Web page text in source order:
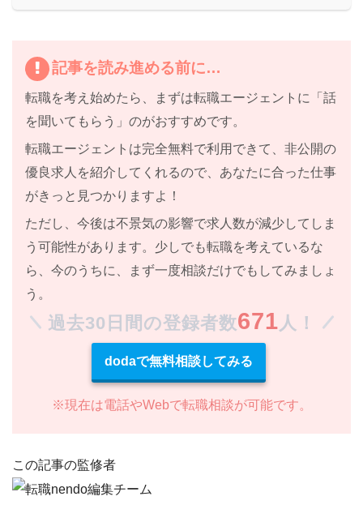
記事を読み進める前に…
転職を考え始めたら、まずは転職エージェントに「話
を聞いてもらう」 のがおすすめです。
転職エージェントは完全無料で利用できて、 非公開の
優良求人 を紹介してくれるので、あなたに合った仕事
がきっと見つかりますよ！
ただし、 今後は不景気の影響で求人数が減少してしま
う 可能性があります。少しでも転職を考えているな
ら、今のうちに、まず一度相談だけでもしてみましょ
う。
過去30日間の登録者数671人！
dodaで無料相談してみる
※現在は電話やWebで転職相談が可能です。
この記事の監修者